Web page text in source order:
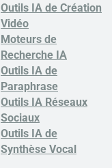
Outils IA de Création
Vidéo
Moteurs de
Recherche IA
Outils IA de
Paraphrase
Outils IA Réseaux
Sociaux
Outils IA de
Synthèse Vocal